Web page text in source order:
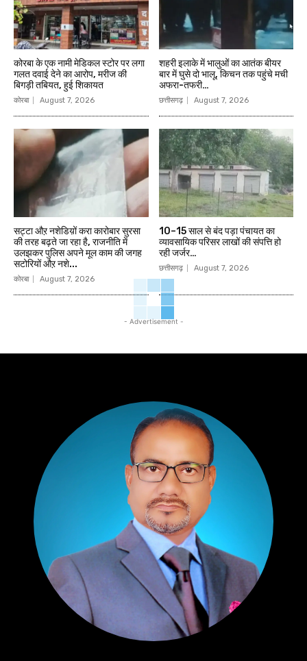
कोरबा के एक नामी मेडिकल स्टोर पर लगा
गलत दवाई देने का आरोप, मरीज की
बिगड़ी तबियत, हुई शिकायत
कोरबा August 7, 2026
शहरी इलाके में भालुओं का आतंक बीयर
बार में घुसे दो भालू, किचन तक पहुंचे मची
अफरा-तफरी…
छत्तीसगढ़ August 7, 2026
सट्टा औऱ नशेडिय़ों करा कारोबार सुरसा
की तरह बढ़ते जा रहा है, राजनीति में
उलझकर पुलिस अपने मूल काम की जगह
सटोरियों औऱ नशे...
कोरबा August 7, 2026
10–15 साल से बंद पड़ा पंचायत का
व्यावसायिक परिसर लाखों की संपत्ति हो
रही जर्जर…
छत्तीसगढ़ August 7, 2026
- Advertisement -